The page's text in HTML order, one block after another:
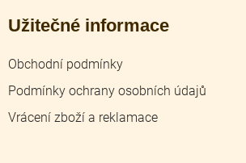
Užitečné informace
Obchodní podmínky
Podmínky ochrany osobních údajů
Vrácení zboží a reklamace